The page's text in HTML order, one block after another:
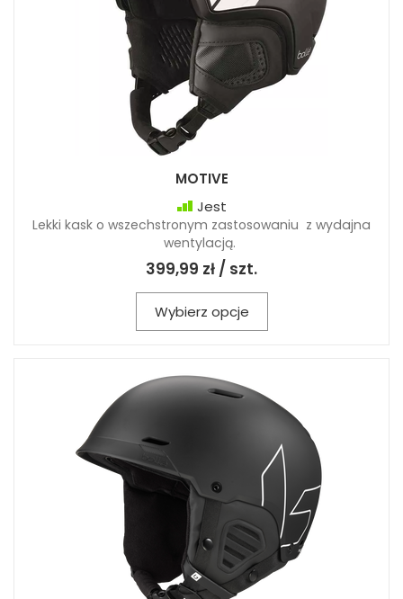
MOTIVE
Jest
Lekki kask o wszechstronym zastosowaniu z wydajna
wentylacją.
399,99 zł / szt.
Wybierz opcje